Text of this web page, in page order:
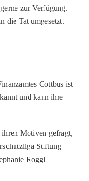
zur Verfügung.
die Tat umgesetzt.
Cottbus ist
und kann ihre
Motiven gefragt,
Stiftung
Roggl